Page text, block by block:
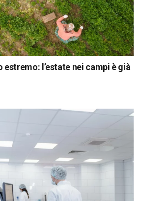
estremo: l’estate nei campi è già